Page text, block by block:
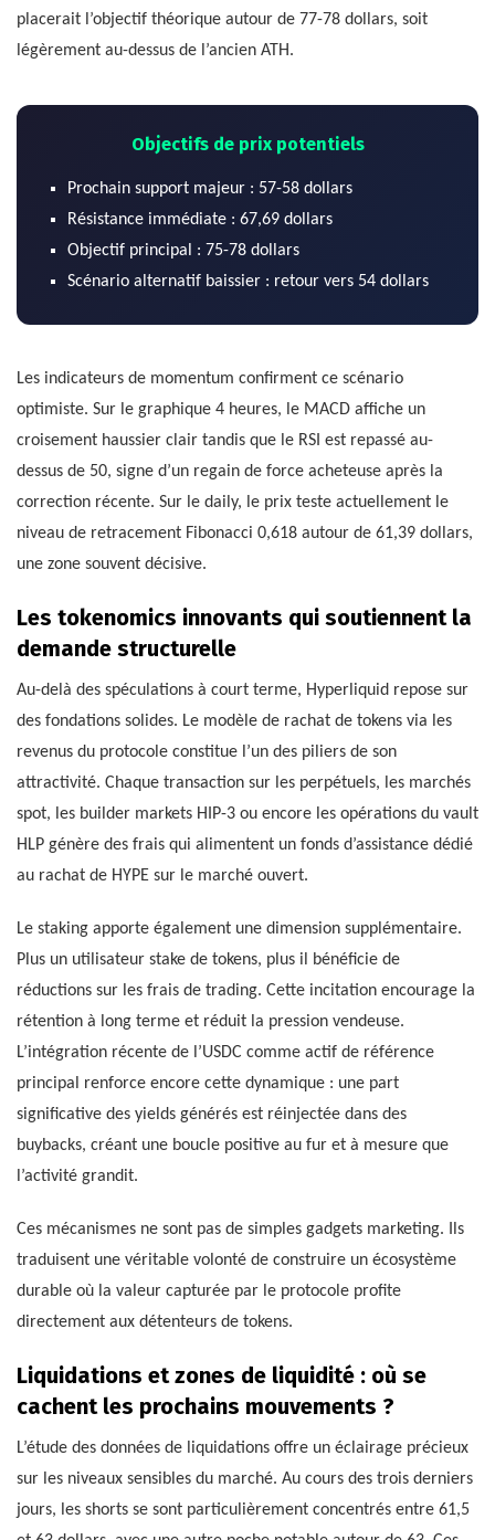
placerait l’objectif théorique autour de 77-78 dollars, soit
légèrement au-dessus de l’ancien ATH.
Objectifs de prix potentiels
Prochain support majeur : 57-58 dollars
Résistance immédiate : 67,69 dollars
Objectif principal : 75-78 dollars
Scénario alternatif baissier : retour vers 54 dollars
Les indicateurs de momentum confirment ce scénario
optimiste. Sur le graphique 4 heures, le MACD affiche un
croisement haussier clair tandis que le RSI est repassé au-
dessus de 50, signe d’un regain de force acheteuse après la
correction récente. Sur le daily, le prix teste actuellement le
niveau de retracement Fibonacci 0,618 autour de 61,39 dollars,
une zone souvent décisive.
Les tokenomics innovants qui soutiennent la
demande structurelle
Au-delà des spéculations à court terme, Hyperliquid repose sur
des fondations solides. Le modèle de rachat de tokens via les
revenus du protocole constitue l’un des piliers de son
attractivité. Chaque transaction sur les perpétuels, les marchés
spot, les builder markets HIP-3 ou encore les opérations du vault
HLP génère des frais qui alimentent un fonds d’assistance dédié
au rachat de HYPE sur le marché ouvert.
Le staking apporte également une dimension supplémentaire.
Plus un utilisateur stake de tokens, plus il bénéficie de
réductions sur les frais de trading. Cette incitation encourage la
rétention à long terme et réduit la pression vendeuse.
L’intégration récente de l’USDC comme actif de référence
principal renforce encore cette dynamique : une part
significative des yields générés est réinjectée dans des
buybacks, créant une boucle positive au fur et à mesure que
l’activité grandit.
Ces mécanismes ne sont pas de simples gadgets marketing. Ils
traduisent une véritable volonté de construire un écosystème
durable où la valeur capturée par le protocole profite
directement aux détenteurs de tokens.
Liquidations et zones de liquidité : où se
cachent les prochains mouvements ?
L’étude des données de liquidations offre un éclairage précieux
sur les niveaux sensibles du marché. Au cours des trois derniers
jours, les shorts se sont particulièrement concentrés entre 61,5